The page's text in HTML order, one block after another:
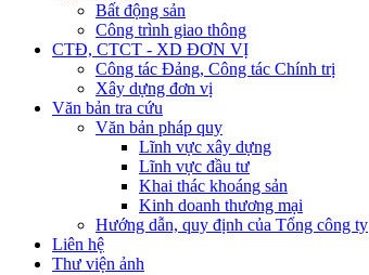
Bất động sản
Công trình giao thông
CTĐ, CTCT - XD ĐƠN VỊ
Công tác Đảng, Công tác Chính trị
Xây dựng đơn vị
Văn bản tra cứu
Văn bản pháp quy
Lĩnh vực xây dựng
Lĩnh vực đầu tư
Khai thác khoáng sản
Kinh doanh thương mại
Hướng dẫn, quy định của Tổng công ty
Liên hệ
Thư viện ảnh